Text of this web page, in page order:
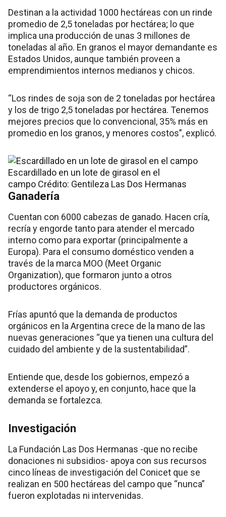
Destinan a la actividad 1000 hectáreas con un rinde
promedio de 2,5 toneladas por hectárea; lo que
implica una producción de unas 3 millones de
toneladas al año. En granos el mayor demandante es
Estados Unidos, aunque también proveen a
emprendimientos internos medianos y chicos.
“Los rindes de soja son de 2 toneladas por hectárea
y los de trigo 2,5 toneladas por hectárea. Tenemos
mejores precios que lo convencional, 35% más en
promedio en los granos, y menores costos”, explicó.
Escardillado en un lote de girasol en el
campo Crédito: Gentileza Las Dos Hermanas
Ganadería
Cuentan con 6000 cabezas de ganado. Hacen cría,
recría y engorde tanto para atender el mercado
interno como para exportar (principalmente a
Europa). Para el consumo doméstico venden a
través de la marca MOO (Meet Organic
Organization), que formaron junto a otros
productores orgánicos.
Frías apuntó que la demanda de productos
orgánicos en la Argentina crece de la mano de las
nuevas generaciones “que ya tienen una cultura del
cuidado del ambiente y de la sustentabilidad”.
Entiende que, desde los gobiernos, empezó a
extenderse el apoyo y, en conjunto, hace que la
demanda se fortalezca.
Investigación
La Fundación Las Dos Hermanas -que no recibe
donaciones ni subsidios- apoya con sus recursos
cinco líneas de investigación del Conicet que se
realizan en 500 hectáreas del campo que “nunca”
fueron explotadas ni intervenidas.